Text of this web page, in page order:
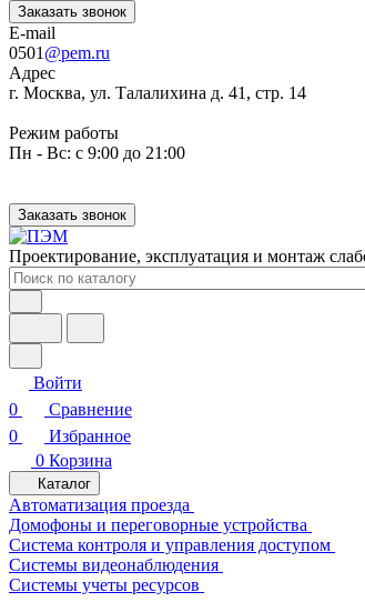
Заказать звонок
E-mail
0501 @pem.ru
Адрес
г. Москва, ул. Талалихина д. 41, стр. 14
Режим работы
Пн - Вс: с 9:00 до 21:00
Заказать звонок
Проектирование, эксплуатация и монтаж
Войти
0
Сравнение
0
Избранное
0 Корзина
Каталог
Автоматизация проезда
Домофоны и переговорные устройства
Система контроля и управления доступом
Системы видеонаблюдения
Системы учеты ресурсов